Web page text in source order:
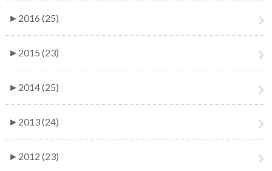
► 2016 (25)
► 2015 (23)
► 2014 (25)
► 2013 (24)
► 2012 (23)